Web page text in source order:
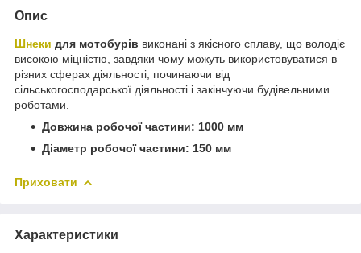
Опис
Шнеки для мотобурів виконані з якісного сплаву, що володіє
високою міцністю, завдяки чому можуть використовуватися в
різних сферах діяльності, починаючи від
сільськогосподарської діяльності і закінчуючи будівельними
роботами.
Довжина робочої частини: 1000 мм
Діаметр робочої частини: 150 мм
Приховати
Характеристики